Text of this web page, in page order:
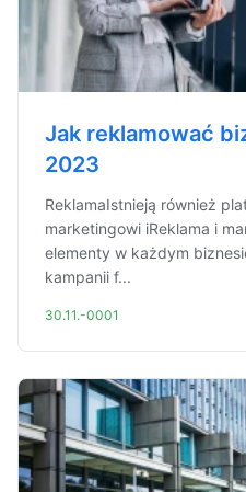
Jak reklamować
2023
ReklamaIstnieją również
marketingowi iReklama i
elementy w każdym
kampanii f...
30.11.-0001